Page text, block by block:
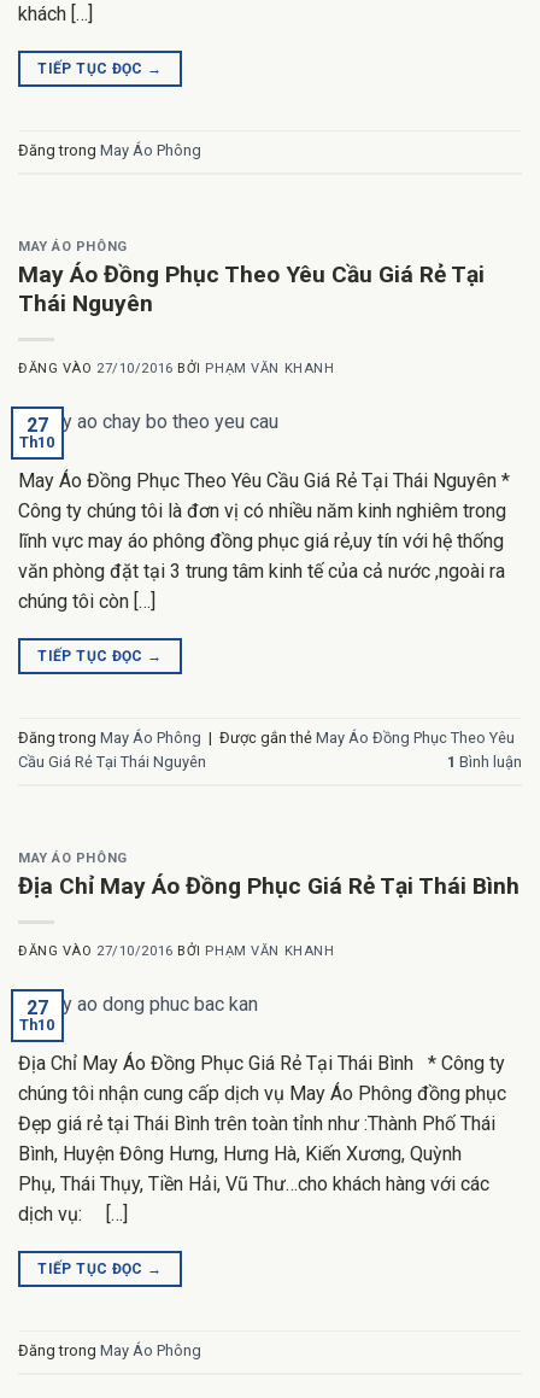
khách […]
TIẾP TỤC ĐỌC →
Đăng trong May Áo Phông
MAY ÁO PHÔNG
May Áo Đồng Phục Theo Yêu Cầu Giá Rẻ Tại
Thái Nguyên
ĐĂNG VÀO 27/10/2016 BỞI PHẠM VĂN KHANH
27
Th10
May Áo Đồng Phục Theo Yêu Cầu Giá Rẻ Tại Thái Nguyên *
Công ty chúng tôi là đơn vị có nhiều năm kinh nghiêm trong
lĩnh vực may áo phông đồng phục giá rẻ,uy tín với hệ thống
văn phòng đặt tại 3 trung tâm kinh tế của cả nước ,ngoài ra
chúng tôi còn […]
TIẾP TỤC ĐỌC →
Đăng trong May Áo Phông | Được gắn thẻ May Áo Đồng Phục Theo Yêu
Cầu Giá Rẻ Tại Thái Nguyên
1 Bình luận
MAY ÁO PHÔNG
Địa Chỉ May Áo Đồng Phục Giá Rẻ Tại Thái Bình
ĐĂNG VÀO 27/10/2016 BỞI PHẠM VĂN KHANH
27
Th10
Địa Chỉ May Áo Đồng Phục Giá Rẻ Tại Thái Bình * Công ty
chúng tôi nhận cung cấp dịch vụ May Áo Phông đồng phục
Đẹp giá rẻ tại Thái Bình trên toàn tỉnh như :Thành Phố Thái
Bình, Huyện Đông Hưng, Hưng Hà, Kiến Xương, Quỳnh
Phụ, Thái Thụy, Tiền Hải, Vũ Thư…cho khách hàng với các
dịch vụ: […]
TIẾP TỤC ĐỌC →
Đăng trong May Áo Phông